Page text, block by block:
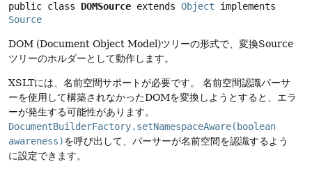
public class DOMSource extends Object
Source
DOM (Document Object Model)ツリーの形式で、変換Source
ツリーのホルダーとして動作します。
XSLTには、名前空間サポートが必要です。
名前空間認識パーサ
ーを使用して構築されなかったDOMを変換しようとすると、エラ
ーが発生する可能性があります。
DocumentBuilderFactory.setNamespaceAware(boolean
awareness)を呼び出して、パーサーが名前空間を認識するよう
に設定できます。